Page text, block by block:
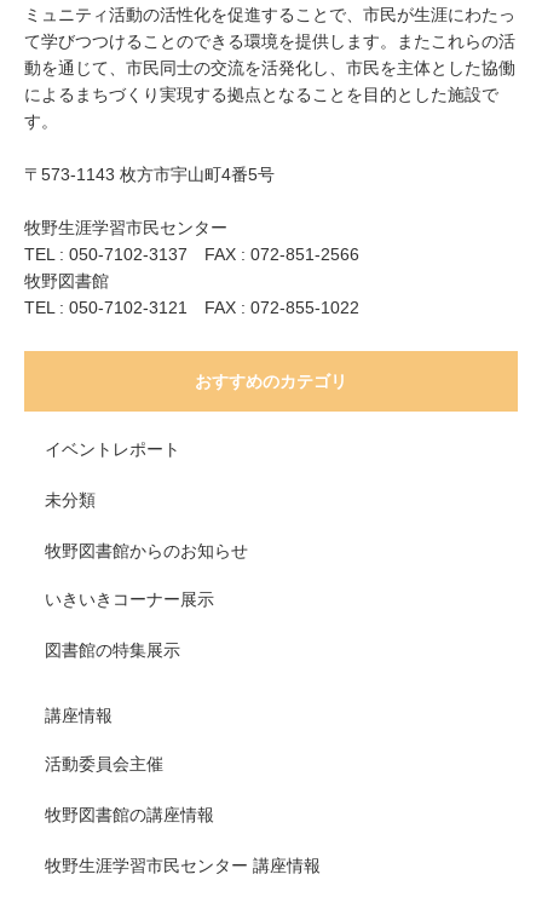
ミュニティ活動の活性化を促進することで、市民が生涯にわたっ
て学びつつけることのできる環境を提供します。またこれらの活
動を通じて、市民同士の交流を活発化し、市民を主体とした協働
によるまちづくり実現する拠点となることを目的とした施設で
す。
〒573-1143 枚方市宇山町4番5号
牧野生涯学習市民センター
TEL : 050-7102-3137 FAX : 072-851-2566
牧野図書館
TEL : 050-7102-3121 FAX : 072-855-1022
おすすめのカテゴリ
イベントレポート
未分類
牧野図書館からのお知らせ
いきいきコーナー展示
図書館の特集展示
講座情報
活動委員会主催
牧野図書館の講座情報
牧野生涯学習市民センター 講座情報